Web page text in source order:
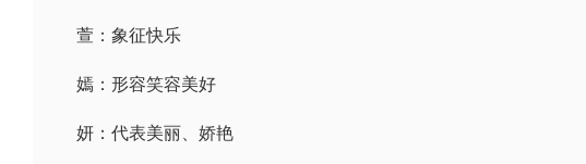
萱：象征快乐
嫣：形容笑容美好
妍：代表美丽、娇艳